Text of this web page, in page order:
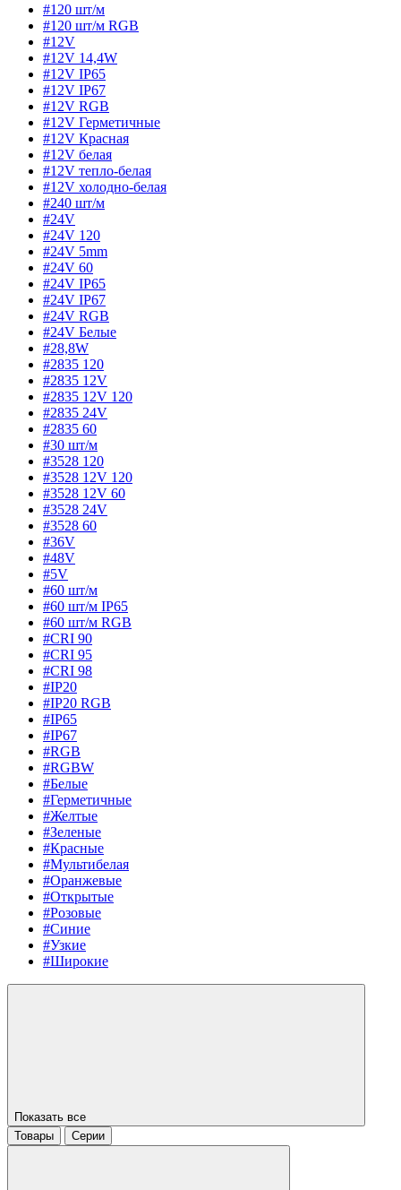
#120 шт/м
#120 шт/м RGB
#12V
#12V 14,4W
#12V IP65
#12V IP67
#12V RGB
#12V Герметичные
#12V Красная
#12V белая
#12V тепло-белая
#12V холодно-белая
#240 шт/м
#24V
#24V 120
#24V 5mm
#24V 60
#24V IP65
#24V IP67
#24V RGB
#24V Белые
#28,8W
#2835 120
#2835 12V
#2835 12V 120
#2835 24V
#2835 60
#30 шт/м
#3528 120
#3528 12V 120
#3528 12V 60
#3528 24V
#3528 60
#36V
#48V
#5V
#60 шт/м
#60 шт/м IP65
#60 шт/м RGB
#CRI 90
#CRI 95
#CRI 98
#IP20
#IP20 RGB
#IP65
#IP67
#RGB
#RGBW
#Белые
#Герметичные
#Желтые
#Зеленые
#Красные
#Мультибелая
#Оранжевые
#Открытые
#Розовые
#Синие
#Узкие
#Широкие
Показать все
Товары
Серии